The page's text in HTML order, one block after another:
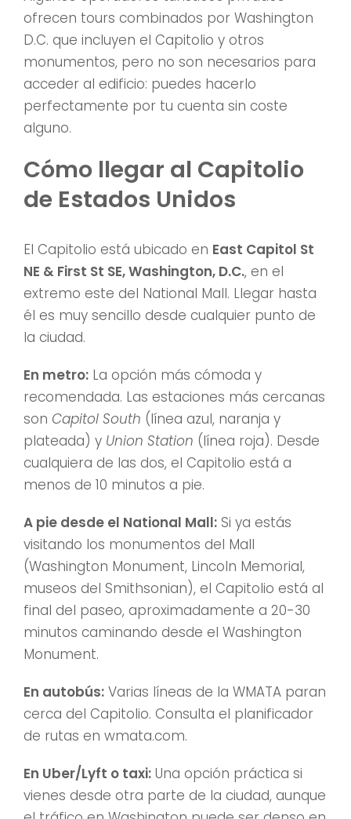
ofrecen tours combinados por Washington
D.C. que incluyen el Capitolio y otros
monumentos, pero no son necesarios para
acceder al edificio: puedes hacerlo
perfectamente por tu cuenta sin coste
alguno.
Cómo llegar al Capitolio
de Estados Unidos
El Capitolio está ubicado en East Capitol St
NE & First St SE, Washington, D.C., en el
extremo este del National Mall. Llegar hasta
él es muy sencillo desde cualquier punto de
la ciudad.
En metro: La opción más cómoda y
recomendada. Las estaciones más cercanas
son Capitol South (línea azul, naranja y
plateada) y Union Station (línea roja). Desde
cualquiera de las dos, el Capitolio está a
menos de 10 minutos a pie.
A pie desde el National Mall: Si ya estás
visitando los monumentos del Mall
(Washington Monument, Lincoln Memorial,
museos del Smithsonian), el Capitolio está al
final del paseo, aproximadamente a 20-30
minutos caminando desde el Washington
Monument.
En autobús: Varias líneas de la WMATA paran
cerca del Capitolio. Consulta el planificador
de rutas en wmata.com.
En Uber/Lyft o taxi: Una opción práctica si
vienes desde otra parte de la ciudad, aunque